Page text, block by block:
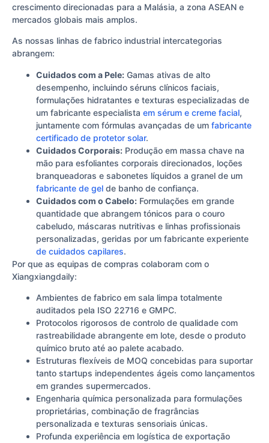
crescimento direcionadas para a Malásia, a zona ASEAN e
mercados globais mais amplos.
As nossas linhas de fabrico industrial intercategorias
abrangem:
Cuidados com a Pele: Gamas ativas de alto
desempenho, incluindo séruns clínicos faciais,
formulações hidratantes e texturas especializadas de
um fabricante especialista em sérum e creme facial,
juntamente com fórmulas avançadas de um fabricante
certificado de protetor solar.
Cuidados Corporais: Produção em massa chave na
mão para esfoliantes corporais direcionados, loções
branqueadoras e sabonetes líquidos a granel de um
fabricante de gel de banho de confiança.
Cuidados com o Cabelo: Formulações em grande
quantidade que abrangem tónicos para o couro
cabeludo, máscaras nutritivas e linhas profissionais
personalizadas, geridas por um fabricante experiente
de cuidados capilares.
Por que as equipas de compras colaboram com o
Xiangxiangdaily:
Ambientes de fabrico em sala limpa totalmente
auditados pela ISO 22716 e GMPC.
Protocolos rigorosos de controlo de qualidade com
rastreabilidade abrangente em lote, desde o produto
químico bruto até ao palete acabado.
Estruturas flexíveis de MOQ concebidas para suportar
tanto startups independentes ágeis como lançamentos
em grandes supermercados.
Engenharia química personalizada para formulações
proprietárias, combinação de fragrâncias
personalizada e texturas sensoriais únicas.
Profunda experiência em logística de exportação